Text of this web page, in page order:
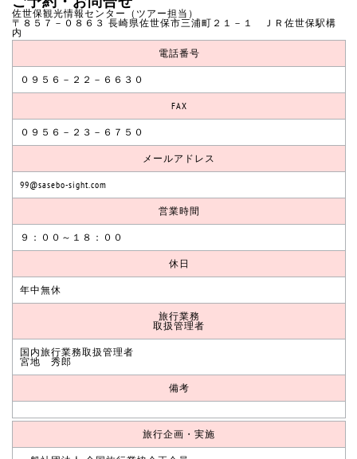
佐世保観光情報センター（ツアー担当）
〒８５７－０８６３ 長崎県佐世保市三浦町２１－１ ＪＲ佐世保駅構
内
電話番号
０９５６－２２－６６３０
FAX
０９５６－２３－６７５０
メールアドレス
99@sasebo-sight.com
営業時間
９：００～１８：００
休日
年中無休
旅行業務
取扱管理者
国内旅行業務取扱管理者
宮地 秀郎
備考
旅行企画・実施